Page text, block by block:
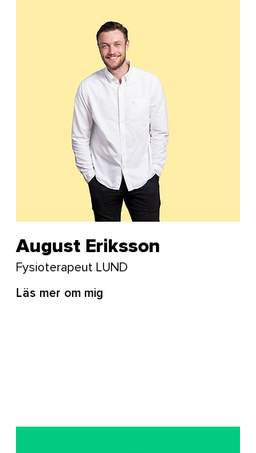
August Eriksson
Fysioterapeut LUND
Läs mer om mig